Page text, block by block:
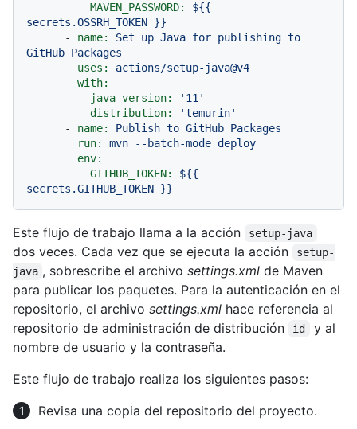
MAVEN_PASSWORD:
${{
secrets.OSSRH_TOKEN }}
-
name: Set up Java for publishing to
GitHub Packages
uses:
actions/setup-java@v4
with:
java-version:
'11'
distribution:
'temurin'
-
name: Publish to GitHub Packages
run:
mvn --batch-mode deploy
env:
GITHUB_TOKEN:
${{
secrets.GITHUB_TOKEN }}
Este flujo de trabajo llama a la acción setup-java
dos veces. Cada vez que se ejecuta la acción
setup-
java , sobrescribe el archivosettings.xml de Maven
para publicar los paquetes. Para la autenticación en el
repositorio, el archivo settings.xml hace referencia al
repositorio de administración de distribución
id
y al
nombre de usuario y la contraseña.
Este flujo de trabajo realiza los siguientes pasos:
Revisa una copia del repositorio del proyecto.